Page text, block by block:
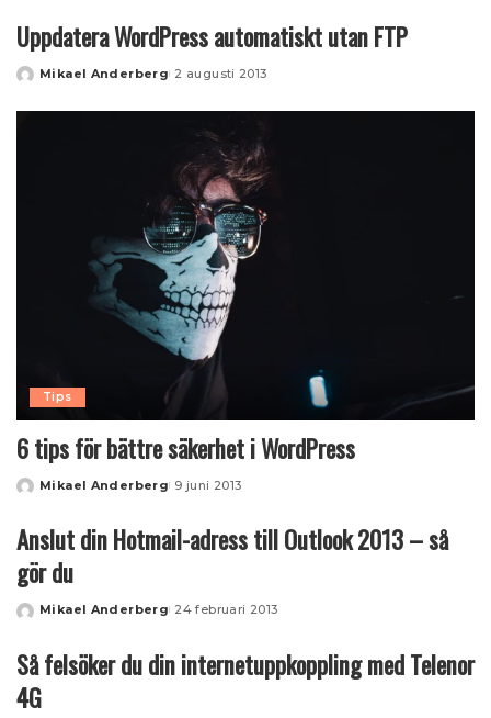
Uppdatera WordPress automatiskt utan FTP
Posted
Mikael Anderberg 2 augusti 2013
Tips
6 tips för bättre säkerhet i WordPress
Posted
Mikael Anderberg 9 juni 2013
Anslut din Hotmail-adress till Outlook 2013 – så
gör du
Posted
Mikael Anderberg 24 februari 2013
Så felsöker du din internetuppkoppling med Telenor
4G